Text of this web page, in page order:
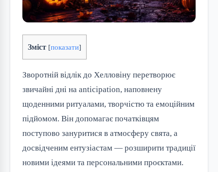
Зміст [показати]
Зворотній відлік до Хелловіну перетворює
звичайні дні на anticipation, наповнену
щоденними ритуалами, творчістю та емоційним
підйомом. Він допомагає початківцям
поступово зануритися в атмосферу свята, а
досвідченим ентузіастам — розширити традиції
новими ідеями та персональними проєктами.